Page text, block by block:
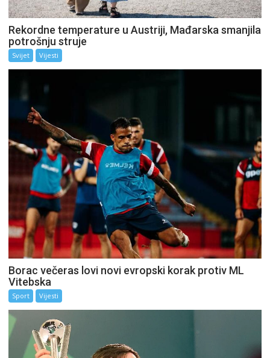
Rekordne temperature u Austriji, Mađarska smanjila
potrošnju struje
Svijet Vijesti
Borac večeras lovi novi evropski korak protiv ML
Vitebska
Sport Vijesti